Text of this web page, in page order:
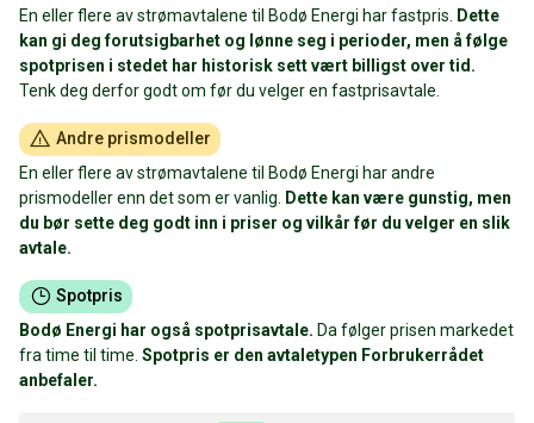
En eller flere av strømavtalene til Bodø Energi har fastpris. Dette
kan gi deg forutsigbarhet og lønne seg i perioder, men å følge
spotprisen i stedet har historisk sett vært billigst over tid.
Tenk deg derfor godt om før du velger en fastprisavtale.
Andre prismodeller
En eller flere av strømavtalene til Bodø Energi har andre
prismodeller enn det som er vanlig. Dette kan være gunstig, men
du bør sette deg godt inn i priser og vilkår før du velger en slik
avtale.
Spotpris
Bodø Energi har også spotprisavtale. Da følger prisen markedet
fra time til time. Spotpris er den avtaletypen Forbrukerrådet
anbefaler.